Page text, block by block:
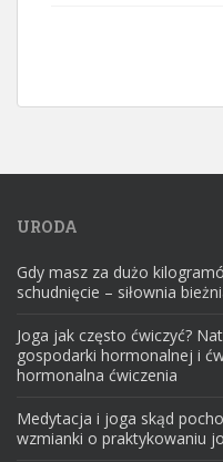
URODA
Gdy masz za dużo
schudnięcie – siłownia
Joga jak często ćwiczyć?
gospodarki hormonalnej i
hormonalna ćwiczenia
Medytacja i joga skąd
wzmianki o praktykowaniu